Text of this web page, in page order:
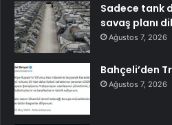
Sadece tank
savaş planı
Ağustos 7, 2026
Bahçeli’den
Ağustos 7, 2026